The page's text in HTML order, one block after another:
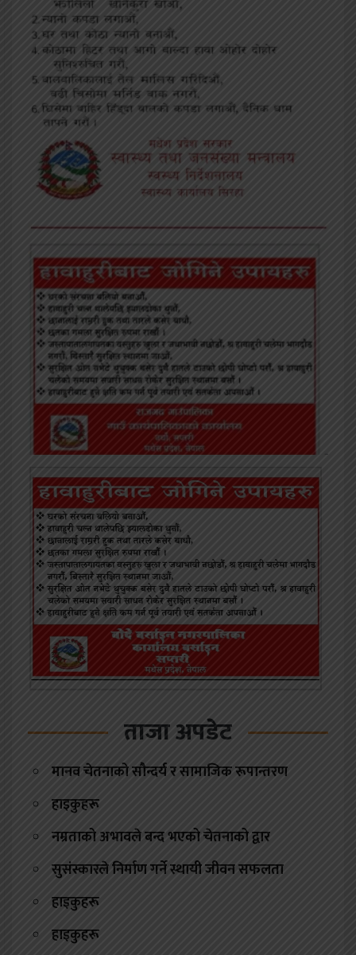
ताजा अपडेट
मानव चेतनाको सौन्दर्य र सामाजिक रूपान्तरण
हाइकुहरू
नम्रताको अभावले बन्द भएको चेतनाको द्वार
सुसंस्कारले निर्माण गर्ने स्थायी जीवन सफलता
हाइकुहरू
हाइकुहरू